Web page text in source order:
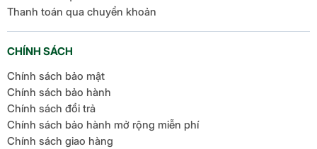
Thanh toán qua chuyển khoản
CHÍNH SÁCH
Chính sách bảo mật
Chính sách bảo hành
Chính sách đổi trả
Chính sách bảo hành mở rộng miễn phí
Chính sách giao hàng